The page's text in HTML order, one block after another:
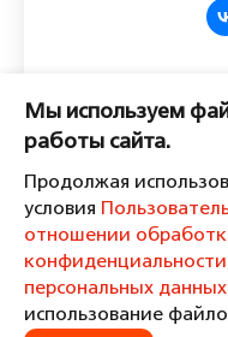
Пожалуйста,
комментировать.
Политика в отношении
Мы используем
работы сайта.
Продолжая
условия
отношении
конфиденциальности
персональных данных
использование